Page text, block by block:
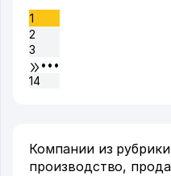
1
2
3
•••
14
Компании из
производство,